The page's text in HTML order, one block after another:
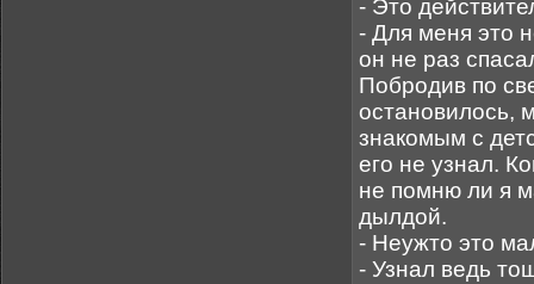
- Это
- Для меня это
он не раз
Побродив по
остановилось,
знакомым с
его не узнал.
не помню ли я
дылдой.
- Неужто это
- Узнал ведь